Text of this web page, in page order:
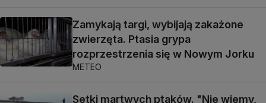
Zamykają targi, wybijają zakażone
zwierzęta. Ptasia grypa
rozprzestrzenia się w Nowym Jorku
METEO
Setki martwych ptaków. "Nie wiemy,